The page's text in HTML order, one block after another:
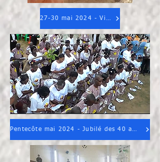
27-30 mai 2024 - Visite à la Fraternité de Lomé (TOGO)
Pentecôte mai 2024 - Jubilé des 40 ans à Bangui (R.C.A).